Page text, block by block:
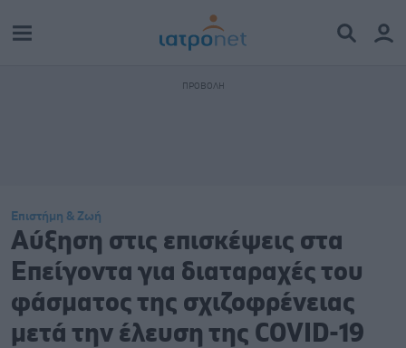
Επιστήμη & Ζωή
Αύξηση στις επισκέψεις στα
Επείγοντα για διαταραχές του
φάσματος της σχιζοφρένειας
μετά την έλευση της COVID-19